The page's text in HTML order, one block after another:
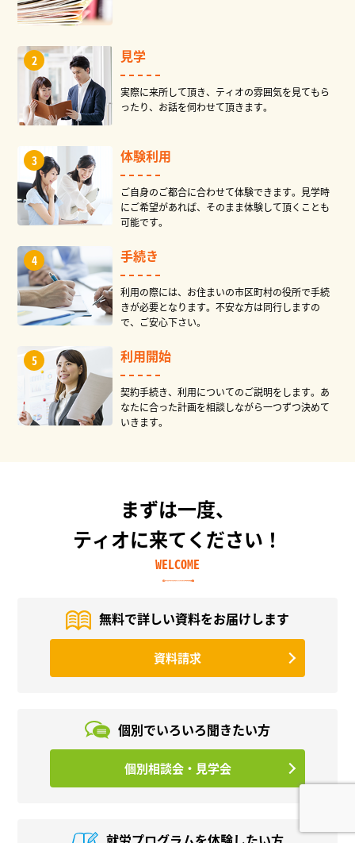
見学
実際に来所して頂き、ティオの雰囲気を見てもら
ったり、お話を伺わせて頂きます。
体験利用
ご自身のご都合に合わせて体験できます。見学時
にご希望があれば、そのまま体験して頂くことも
可能です。
手続き
利用の際には、お住まいの市区町村の役所で手続
きが必要となります。不安な方は同行しますの
で、ご安心下さい。
利用開始
契約手続き、利用についてのご説明をします。あ
なたに合った計画を相談しながら一つずつ決めて
いきます。
まずは一度、
ティオに来てください！
WELCOME
無料で詳しい資料をお届けします
資料請求
個別でいろいろ聞きたい方
個別相談会・見学会